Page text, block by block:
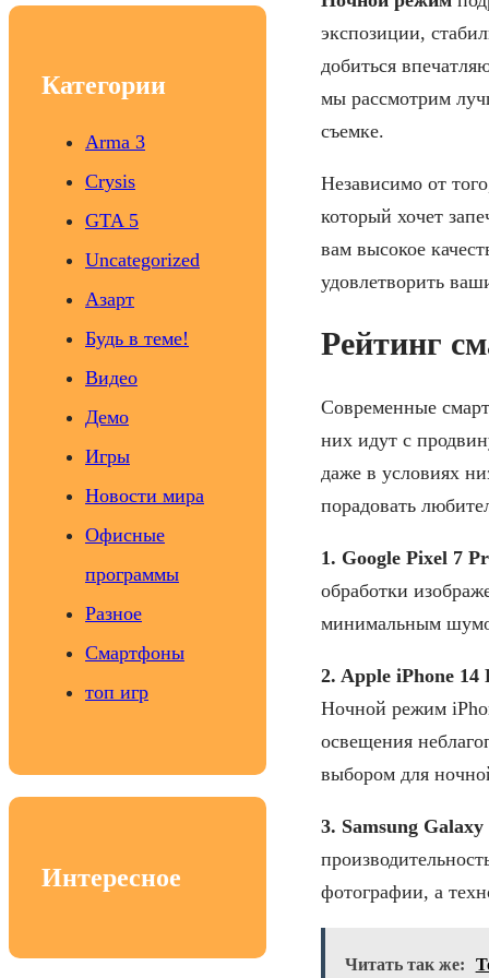
Категории
Arma 3
Crysis
GTA 5
Uncategorized
Азарт
Будь в теме!
Видео
Демо
Игры
Новости мира
Офисные
программы
Разное
Смартфоны
топ игр
Интересное
экспозиции,
добиться
мы рассмотрим
съемке.
Независимо от
который хочет
вам высокое
удовлетворить
Рейтинг
Современные
них идут с
даже в условиях
порадовать
1. Google Pixel 7
обработки
минимальным
2. Apple iPhone 14
Ночной режим
освещения
выбором для
3. Samsung
фотографии, а
Читать так же: